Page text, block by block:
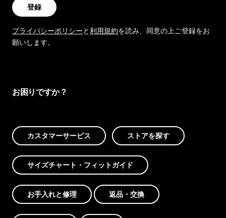
登録
プライバシーポリシーと利用規約を読み、同意の上ご登録をお
願いします。
お困りですか？
カスタマーサービス ストアを探す
サイズチャート・フィットガイド
お手入れと修理 返品・交換